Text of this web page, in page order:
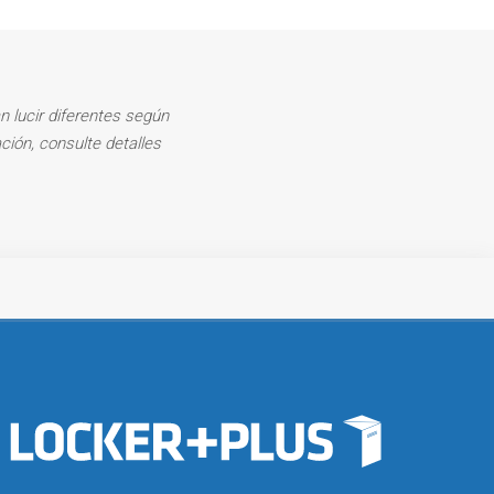
lucir diferentes según
consulte detalles